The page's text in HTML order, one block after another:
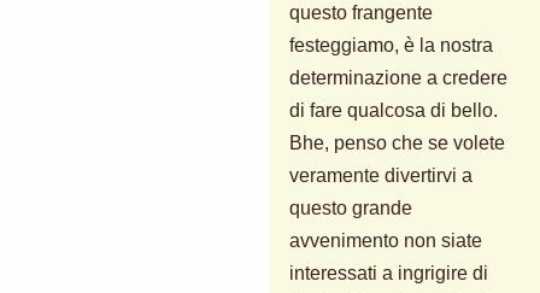
questo frangente
festeggiamo, è la nostra
determinazione a credere
di fare qualcosa di bello.
Bhe, penso che se volete
veramente divertirvi a
questo grande
avvenimento non siate
interessati a ingrigire di